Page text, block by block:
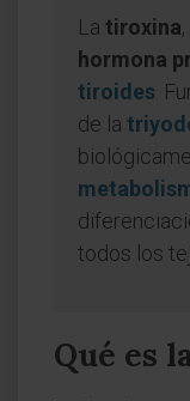
La tiroxina
hormona
tiroides .
de la
todos los
Qué es